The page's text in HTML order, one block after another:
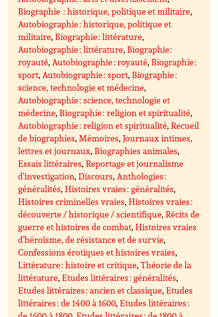
Biographie : historique, politique et militaire,
Autobiographie : historique, politique et
militaire, Biographie : littérature,
Autobiographie : littérature, Biographie :
royauté,Autobiographie : royauté, Biographie :
sport,Autobiographie : sport, Biographie :
science, technologie et médecine,
Autobiographie : science, technologie et
médecine, Biographie : religion et spiritualité,
Autobiographie : religion et spiritualité,Recueil
de biographies,Mémoires,Journaux intimes,
lettres et journaux, Biographies animales,
Essais littéraires,Reportage et journalisme
d’investigation,Discours,Anthologies :
généralités,Histoires vraies : généralités,
Histoires criminelles vraies,Histoires vraies :
découverte / historique / scientifique,Récits de
guerre et histoires de combat,Histoires vraies
d’héroïsme, de résistance et de survie,
Confessions érotiques et histoires vraies,
Littérature : histoire et critique,Théorie de la
littérature,Etudes littéraires : généralités,
Etudes littéraires : ancien et classique,Etudes
littéraires : de 1400 à 1600,Etudes littéraires :